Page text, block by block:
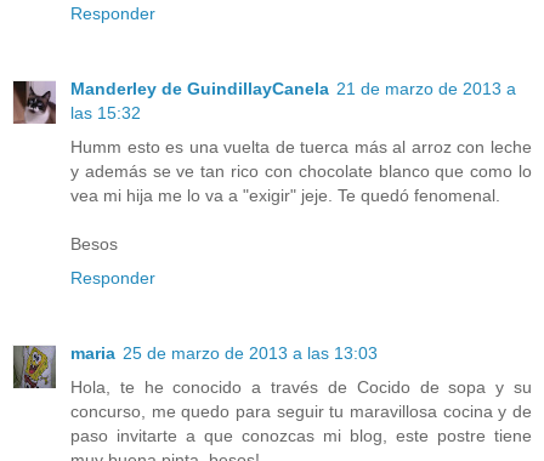
Responder
Manderley de GuindillayCanela 21 de marzo de 2013 a
las 15:32
Humm esto es una vuelta de tuerca más al arroz con leche
y además se ve tan rico con chocolate blanco que como lo
vea mi hija me lo va a "exigir" jeje. Te quedó fenomenal.
Besos
Responder
maria 25 de marzo de 2013 a las 13:03
Hola, te he conocido a través de Cocido de sopa y su
concurso, me quedo para seguir tu maravillosa cocina y de
paso invitarte a que conozcas mi blog, este postre tiene